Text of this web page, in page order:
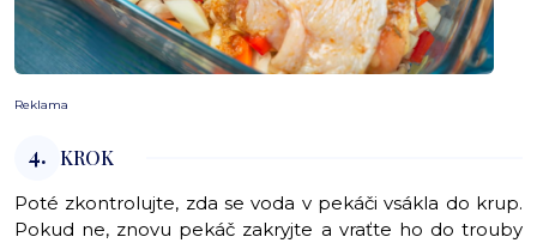
Reklama
4. KROK
Poté zkontrolujte, zda se voda v pekáči vsákla do krup.
Pokud ne, znovu pekáč zakryjte a vraťte ho do trouby